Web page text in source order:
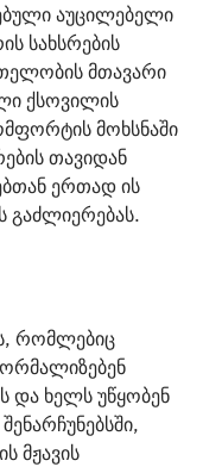
აუცილებელი
სახსრების
მთავარი
ქსოვილის
მოხსნაში
თავიდან
ერთად ის
გაძლიერებას.
რომლებიც
და ხელს უწყობენ
მჟავის